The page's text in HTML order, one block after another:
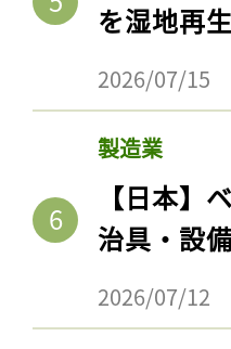
を湿地再
2026/07/15
製造業
【日本】
治具・設
2026/07/12